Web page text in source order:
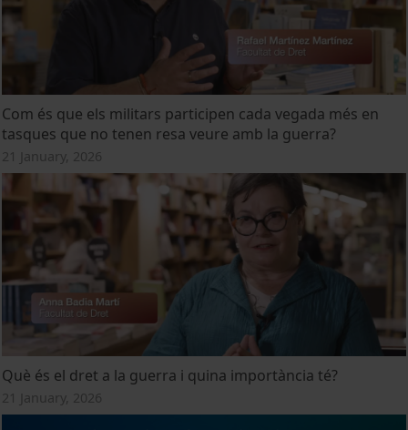
Com és que els militars participen cada vegada més en
tasques que no tenen resa veure amb la guerra?
21 January, 2026
Què és el dret a la guerra i quina importància té?
21 January, 2026